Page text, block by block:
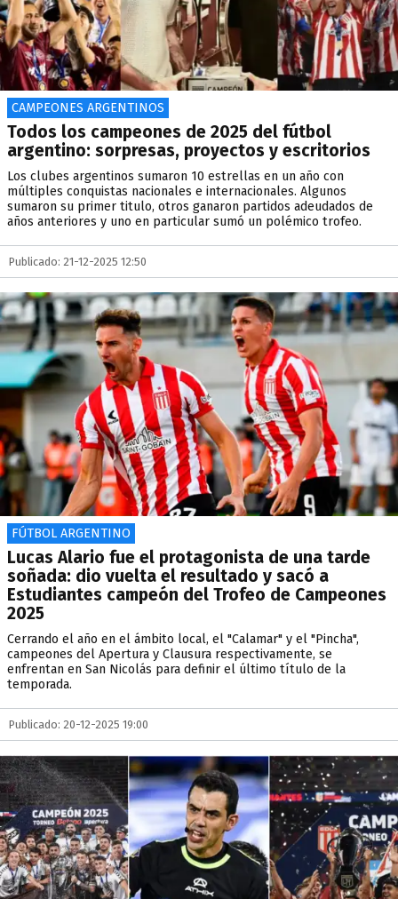
CAMPEONES ARGENTINOS
Todos los campeones de 2025 del fútbol
argentino: sorpresas, proyectos y escritorios
Los clubes argentinos sumaron 10 estrellas en un año con
múltiples conquistas nacionales e internacionales. Algunos
sumaron su primer titulo, otros ganaron partidos adeudados de
años anteriores y uno en particular sumó un polémico trofeo.
Publicado: 21-12-2025 12:50
FÚTBOL ARGENTINO
Lucas Alario fue el protagonista de una tarde
soñada: dio vuelta el resultado y sacó a
Estudiantes campeón del Trofeo de Campeones
2025
Cerrando el año en el ámbito local, el "Calamar" y el "Pincha",
campeones del Apertura y Clausura respectivamente, se
enfrentan en San Nicolás para definir el último título de la
temporada.
Publicado: 20-12-2025 19:00